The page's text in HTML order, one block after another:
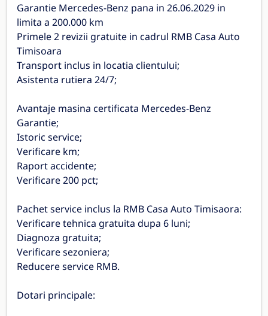
Garantie Mercedes-Benz pana in 26.06.2029 in
limita a 200.000 km
Primele 2 revizii gratuite in cadrul RMB Casa Auto
Timisoara
Transport inclus in locatia clientului;
Asistenta rutiera 24/7;
Avantaje masina certificata Mercedes-Benz
Garantie;
Istoric service;
Verificare km;
Raport accidente;
Verificare 200 pct;
Pachet service inclus la RMB Casa Auto Timisaora:
Verificare tehnica gratuita dupa 6 luni;
Diagnoza gratuita;
Verificare sezoniera;
Reducere service RMB.
Dotari principale: